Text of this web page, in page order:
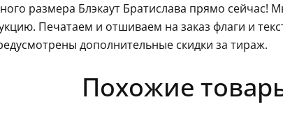
размера Блэкаут Братислава прямо сейчас!
Печатаем и отшиваем на заказ флаги и
дополнительные скидки за тираж.
Похожие